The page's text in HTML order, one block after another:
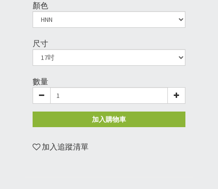
顏色
尺寸
數量
加入購物車
加入追蹤清單